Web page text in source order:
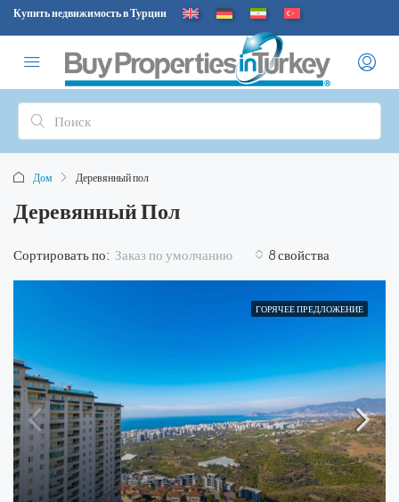
Купить недвижимость в Турции
Дом Деревянный пол
Деревянный Пол
8 свойства
Сортировать по: Заказ по умолчанию
ГОРЯЧЕЕ ПРЕДЛОЖЕНИЕ